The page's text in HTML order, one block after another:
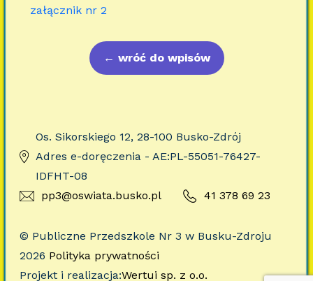
załącznik nr 2
← wróć do wpisów
Os. Sikorskiego 12, 28-100 Busko-Zdrój
Adres e-doręczenia - AE:PL-55051-76427-
IDFHT-08
pp3@oswiata.busko.pl
41 378 69 23
© Publiczne Przedszkole Nr 3 w Busku-Zdroju
2026 Polityka prywatności
Projekt i realizacja:Wertui sp. z o.o.